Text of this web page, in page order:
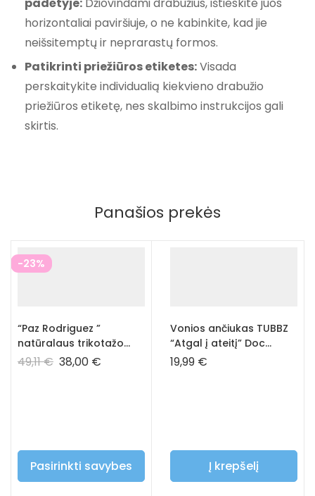
padėtyje: Džiovindami drabužius, ištieskite juos
horizontaliai paviršiuje, o ne kabinkite, kad jie
neišsitemptų ir neprarastų formos.
Patikrinti priežiūros etiketes:Visada
perskaitykite individualią kiekvieno drabužio
priežiūros etiketę, nes skalbimo instrukcijos gali
skirtis.
Panašios prekės
-23%
“Paz Rodriguez ”
natūralaus trikotažo
marškinėliai
49,11€ 38,00 €
Pasirinkti savybes
Vonios ančiukas TUBBZ
“Atgal į ateitį” Doc
Brown
19,99 €
Į krepšelį